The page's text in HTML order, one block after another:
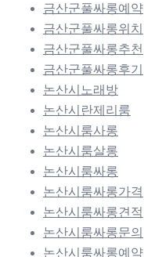
금산군풀싸롱예약
금산군풀싸롱위치
금산군풀싸롱추천
금산군풀싸롱후기
논산시노래방
논산시란제리룸
논산시룸사롱
논산시룸살롱
논산시룸싸롱
논산시룸싸롱가격
논산시룸싸롱견적
논산시룸싸롱문의
논산시룸싸롱예약